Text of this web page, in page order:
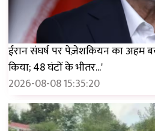
ईरान संघर्ष पर पेज़ेशकियन का अहम
किया; 48 घंटों के भीतर...'
2026-08-08 15:35:20